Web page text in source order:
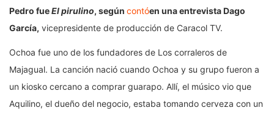
Pedro fueEl pirulino, según contóen una entrevista Dago
García, vicepresidente de producción de Caracol TV.
Ochoa fue uno de los fundadores de Los corraleros de
Majagual. La canción nació cuando Ochoa y su grupo fueron a
un kiosko cercano a comprar guarapo. Allí, el músico vio que
Aquilino, el dueño del negocio, estaba tomando cerveza con un